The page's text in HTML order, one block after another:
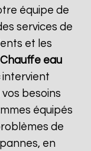
équipe de
services de
et les
Chauffe eau
intervient
besoins
équipés
de
en